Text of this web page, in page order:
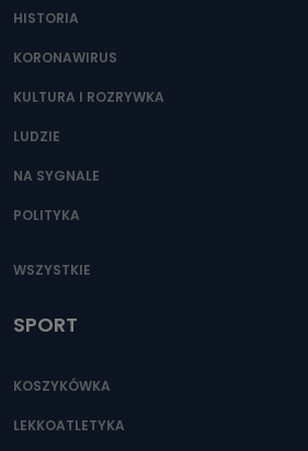
HISTORIA
KORONAWIRUS
KULTURA I ROZRYWKA
LUDZIE
NA SYGNALE
POLITYKA
WSZYSTKIE
SPORT
KOSZYKÓWKA
LEKKOATLETYKA